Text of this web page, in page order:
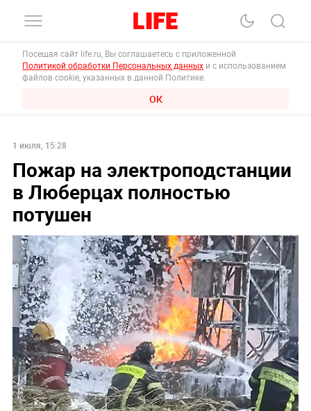
Посещая сайт life.ru, Вы соглашаетесь с приложенной
Политикой обработки Персональных данных и с использованием
файлов cookie, указанных в данной Политике.
ОК
1 июля, 15:28
Пожар на электроподстанции
в Люберцах полностью
потушен